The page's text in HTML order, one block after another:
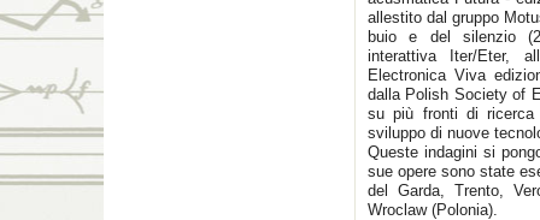
allestito dal gruppo
buio e del silenzio
interattiva Iter/Eter,
Electronica Viva
dalla Polish Society of
su più fronti di ricerca
sviluppo di nuove
Queste indagini si
sue opere sono state
del Garda, Trento,
Wroclaw (Polonia).